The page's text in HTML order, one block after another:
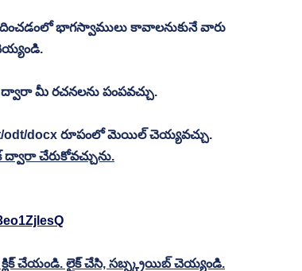
భాగస్వాములు కావాలనుకునే వారు
మీ రచనలను పంపవచ్చు.
odt/docx రూపంలో మెయిల్ చెయ్యవచ్చు.
చేరుకోవచ్చును.
చేయండి. లైక్ చేసి, సబ్స్క్రయిబ్ చెయ్యండి.